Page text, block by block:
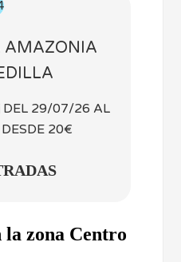
AMAZONIA
DEL 29/07/26 AL
20€
la zona Centro